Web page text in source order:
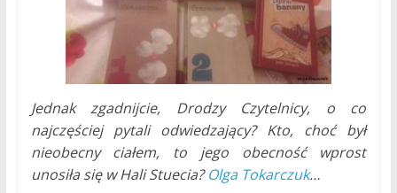
Jednak zgadnijcie, Drodzy Czytelnicy, o co
najczęściej pytali odwiedzający? Kto, choć był
nieobecny ciałem, to jego obecność wprost
unosiła się w Hali Stuecia?Olga Tokarczuk…